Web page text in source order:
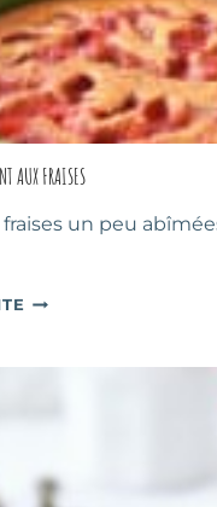
AUX FRAISES
fraises un peu
GÂTEAU
FRAISES